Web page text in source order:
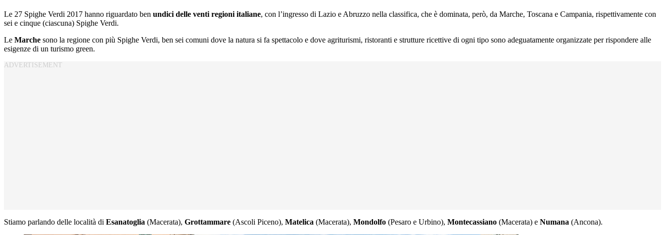
Le 27 Spighe Verdi 2017 hanno riguardato ben undici delle venti regioni italiane, con l’ingresso di Lazio e Abruzzo nella classifica, che è dominata, però, da Marche, Toscana e Campania, rispettivamente con
sei e cinque (ciascuna) Spighe Verdi.
Le Marche sono la regione con più Spighe Verdi, ben sei comuni dove la natura si fa spettacolo e dove agriturismi, ristoranti e strutture ricettive di ogni tipo sono adeguatamente organizzate per rispondere alle
esigenze di un turismo green.
Stiamo parlando delle località di Esanatoglia (Macerata), Grottammare (Ascoli Piceno), Matelica (Macerata), Mondolfo (Pesaro e Urbino), Montecassiano (Macerata) e Numana (Ancona).